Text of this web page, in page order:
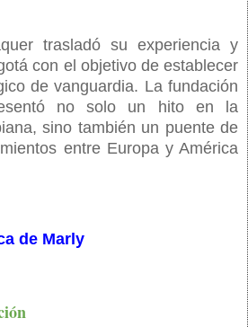
trasladó su experiencia y
con el objetivo de establecer
de vanguardia. La fundación
no solo un hito en la
sino también un puente de
entre Europa y América
de Marly